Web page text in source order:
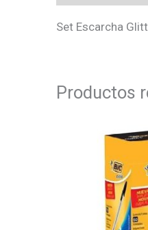
Set Escarcha
Productos